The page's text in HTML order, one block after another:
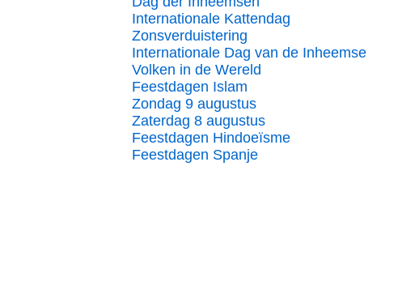
Internationale Kattendag
Zonsverduistering
Internationale Dag van de Inheemse
Volken in de Wereld
Feestdagen Islam
Zondag 9 augustus
Zaterdag 8 augustus
Feestdagen Hindoeïsme
Feestdagen Spanje